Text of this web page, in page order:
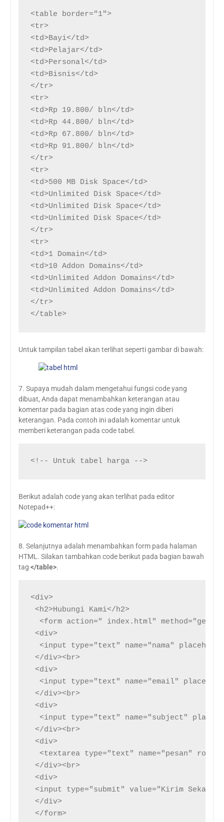
<table border="1">
<tr>
<td>Bayi</td>
<td>Pelajar</td>
<td>Personal</td>
<td>Bisnis</td>
</tr>
<tr>
<td>Rp 19.800/ bln</td>
<td>Rp 44.800/ bln</td>
<td>Rp 67.800/ bln</td>
<td>Rp 91.800/ bln</td>
</tr>
<tr>
<td>500 MB Disk Space</td>
<td>Unlimited Disk Space</td>
<td>Unlimited Disk Space</td>
<td>Unlimited Disk Space</td>
</tr>
<tr>
<td>1 Domain</td>
<td>10 Addon Domains</td>
<td>Unlimited Addon Domains</td>
<td>Unlimited Addon Domains</td>
</tr>
</table>
Untuk tampilan tabel akan terlihat seperti gambar di bawah:
7. Supaya mudah dalam mengetahui fungsi code yang
dibuat, Anda dapat menambahkan keterangan atau
komentar pada bagian atas code yang ingin diberi
keterangan. Pada contoh ini adalah komentar untuk
memberi keterangan pada code tabel.
<!-- Untuk tabel harga -->
Berikut adalah code yang akan terlihat pada editor
Notepad++:
8. Selanjutnya adalah menambahkan form pada halaman
HTML. Silakan tambahkan code berikut pada bagian bawah
tag </table>.
<div>
<h2>Hubungi Kami</h2>
  <form action=" index.html" method="get">
<div>
<input type="text" name="nama"
</div><br>
<div>
<input type="text" name="email"
</div><br>
<div>
<input type="text" name="subject"
</div><br>
<div>
<textarea type="text" name="pesan"
</div><br>
<div>
<input type="submit" value="Kirim
</div>
</form>